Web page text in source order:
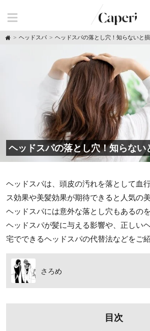
H
ヘッドスパ ヘッドスパの落とし穴！知らないと
ヘッドスパの落とし穴！知らない
ヘッドスパは、頭皮の汚れを落として血
ス効果や美髪効果が期待できると人気の
ヘッドスパには意外な落とし穴もあるの
ヘッドスパが髪に与える影響や、正しい
宅でできるヘッドスパの代替法などをご紹
さろめ
目次